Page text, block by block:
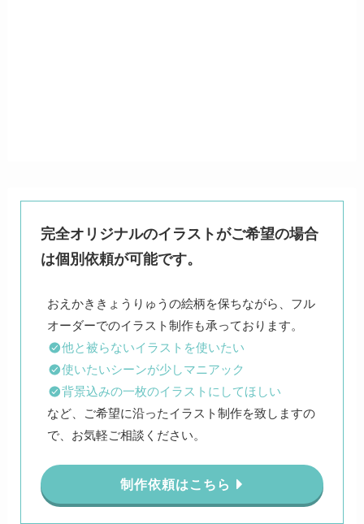
完全オリジナルのイラストがご希望の場合
は個別依頼が可能です。
おえかききょうりゅうの絵柄を保ちながら、フル
他と被らないイラストを使いたい
使いたいシーンが少しマニアック
背景込みの一枚のイラストにしてほしい
など、ご希望に沿ったイラスト制作を致しますの
で、お気軽ご相談ください。
制作依頼はこちら